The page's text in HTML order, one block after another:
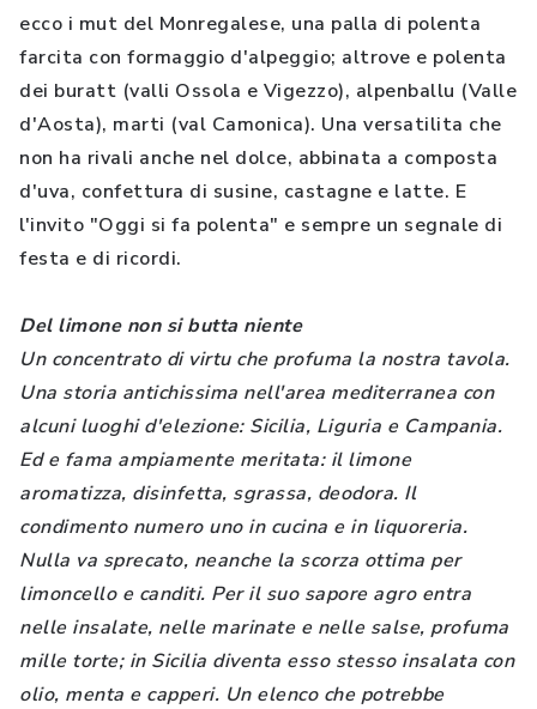
ecco i mut del Monregalese, una palla di polenta
farcita con formaggio d'alpeggio; altrove e polenta
dei buratt (valli Ossola e Vigezzo), alpenballu (Valle
d'Aosta), marti (val Camonica). Una versatilita che
non ha rivali anche nel dolce, abbinata a composta
d'uva, confettura di susine, castagne e latte. E
l'invito "Oggi si fa polenta" e sempre un segnale di
festa e di ricordi.
Del limone non si butta niente
Un concentrato di virtu che profuma la nostra tavola.
Una storia antichissima nell'area mediterranea con
alcuni luoghi d'elezione: Sicilia, Liguria e Campania.
Ed e fama ampiamente meritata: il limone
aromatizza, disinfetta, sgrassa, deodora. Il
condimento numero uno in cucina e in liquoreria.
Nulla va sprecato, neanche la scorza ottima per
limoncello e canditi. Per il suo sapore agro entra
nelle insalate, nelle marinate e nelle salse, profuma
mille torte; in Sicilia diventa esso stesso insalata con
olio, menta e capperi. Un elenco che potrebbe